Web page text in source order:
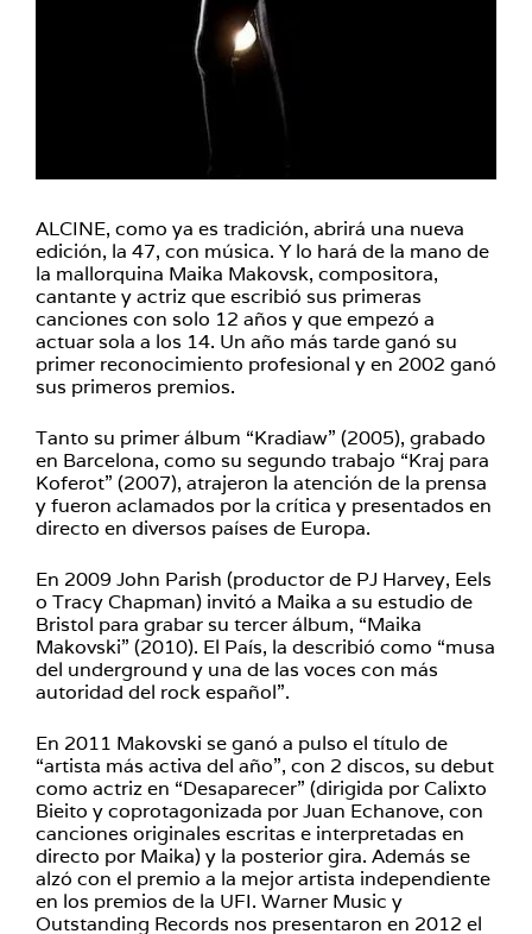
ALCINE, como ya es tradición, abrirá una nueva
edición, la 47, con música. Y lo hará de la mano de
la mallorquina Maika Makovsk, compositora,
cantante y actriz que escribió sus primeras
canciones con solo 12 años y que empezó a
actuar sola a los 14. Un año más tarde ganó su
primer reconocimiento profesional y en 2002 ganó
sus primeros premios.
Tanto su primer álbum “Kradiaw” (2005), grabado
en Barcelona, como su segundo trabajo “Kraj para
Koferot” (2007), atrajeron la atención de la prensa
y fueron aclamados por la crítica y presentados en
directo en diversos países de Europa.
En 2009 John Parish (productor de PJ Harvey, Eels
o Tracy Chapman) invitó a Maika a su estudio de
Bristol para grabar su tercer álbum, “Maika
Makovski” (2010). El País, la describió como “musa
del underground y una de las voces con más
autoridad del rock español”.
En 2011 Makovski se ganó a pulso el título de
“artista más activa del año”, con 2 discos, su debut
como actriz en “Desaparecer” (dirigida por Calixto
Bieito y coprotagonizada por Juan Echanove, con
canciones originales escritas e interpretadas en
directo por Maika) y la posterior gira. Además se
alzó con el premio a la mejor artista independiente
en los premios de la UFI. Warner Music y
Outstanding Records nos presentaron en 2012 el